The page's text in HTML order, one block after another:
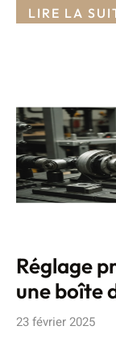
LIRE LA
Réglage
une boîte
23 février 2025